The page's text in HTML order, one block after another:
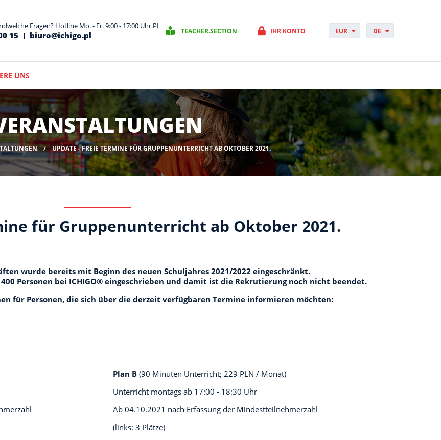
Fragen? Hotline Mo. - Fr. 9:00 - 17:00 Uhr PL
15 biuro@ichigo.pl TEACHER.SECTION IHR KONTO
EUR
DKK
NOK
DE
ES
FI
HR
HU
IT
JP
NO
UNS
UPDATE - FREIE TERMINE FÜR GRUPPENUNTERRICHT AB OKTOBER 2021.
für Gruppenunterricht ab Oktober 2021.
wurde bereits mit Beginn des neuen Schuljahres 2021/2022 eingeschränkt.
Personen bei ICHIGO® eingeschrieben und damit ist die Rekrutierung noch nicht beendet.
für Personen, die sich über die derzeit verfügbaren Termine informieren möchten:
Plan B (90 Minuten Unterricht; 229 PLN / Monat)
Unterricht montags ab 17:00 - 18:30 Uhr
Ab 04.10.2021 nach Erfassung der Mindestteilnehmerzahl
(links: 3 Plätze)